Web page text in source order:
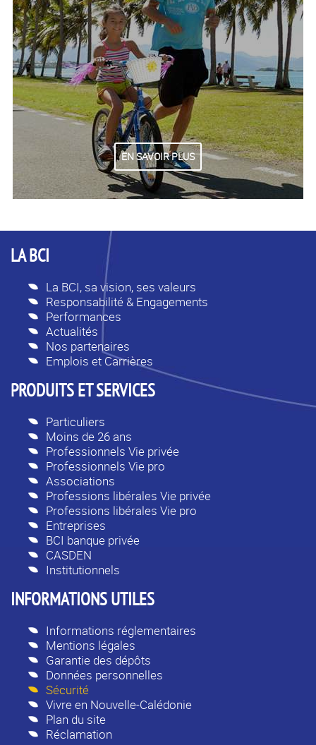
EN SAVOIR PLUS
LA BCI
La BCI, sa vision, ses valeurs
Responsabilité & Engagements
Performances
Actualités
Nos partenaires
Emplois et Carrières
PRODUITS ET SERVICES
Particuliers
Moins de 26 ans
Professionnels Vie privée
Professionnels Vie pro
Associations
Professions libérales Vie privée
Professions libérales Vie pro
Entreprises
BCI banque privée
CASDEN
Institutionnels
INFORMATIONS UTILES
Informations réglementaires
Mentions légales
Garantie des dépôts
Données personnelles
Sécurité
Vivre en Nouvelle-Calédonie
Plan du site
Réclamation